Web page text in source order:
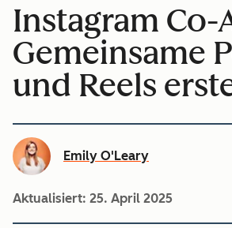
Instagram Co-
Gemeinsame
und Reels
Emily O'Leary
Aktualisiert: 25. April 2025